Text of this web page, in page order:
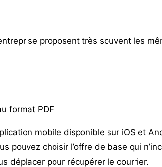
proposent très souvent les
format PDF
mobile disponible sur iOS et
pouvez choisir l’offre de base qui
déplacer pour récupérer le courrier.